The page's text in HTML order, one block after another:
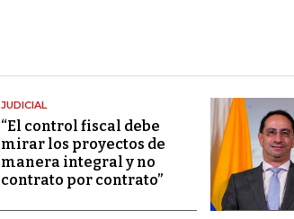
JUDICIAL
“El control fiscal debe
mirar los proyectos de
manera integral y no
contrato por contrato”